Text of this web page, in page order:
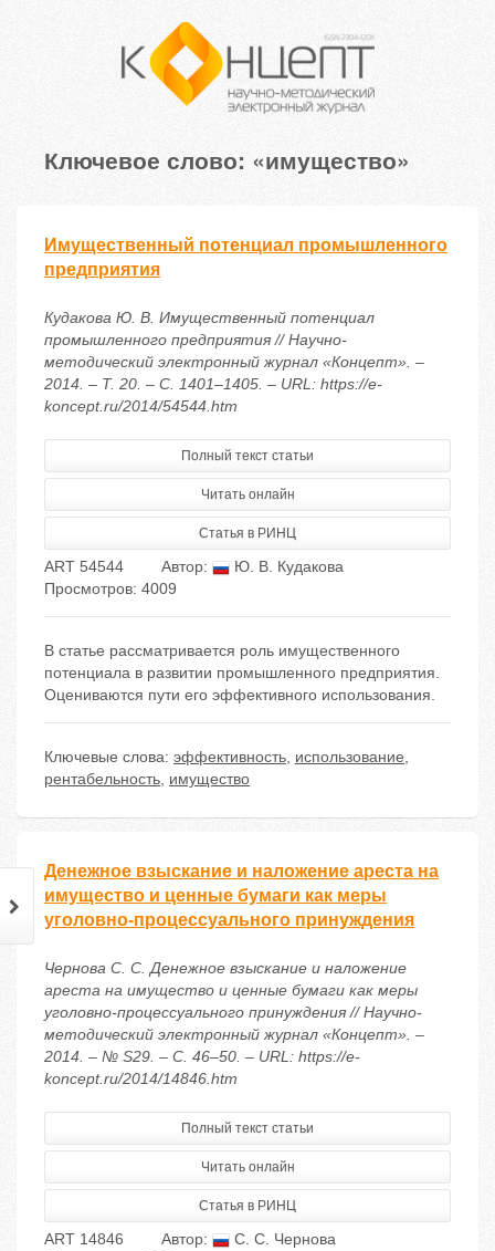
Ключевое слово: «имущество»
Имущественный потенциал промышленного
предприятия
Кудакова Ю. В. Имущественный потенциал
промышленного предприятия // Научно-
методический электронный журнал «Концепт». –
2014. – Т. 20. – С. 1401–1405. – URL: https://e-
koncept.ru/2014/54544.htm
Полный текст статьи
Читать онлайн
Статья в РИНЦ
ART 54544 Автор:
Ю. В. Кудакова
Просмотров: 4009
В статье рассматривается роль имущественного
потенциала в развитии промышленного предприятия.
Оцениваются пути его эффективного использования.
Ключевые слова: эффективность, использование,
рентабельность, имущество
Денежное взыскание и наложение ареста на
имущество и ценные бумаги как меры
уголовно-процессуального принуждения
Чернова С. С. Денежное взыскание и наложение
ареста на имущество и ценные бумаги как меры
уголовно-процессуального принуждения // Научно-
методический электронный журнал «Концепт». –
2014. – № S29. – С. 46–50. – URL: https://e-
koncept.ru/2014/14846.htm
Полный текст статьи
Читать онлайн
Статья в РИНЦ
ART 14846 Автор:
С. С. Чернова